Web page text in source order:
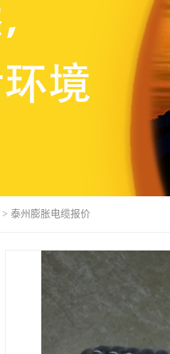
> 泰州膨胀电缆报价